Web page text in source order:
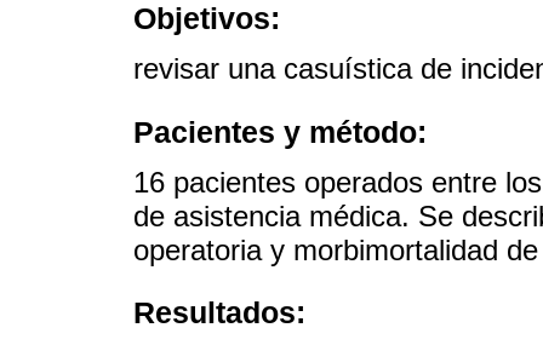
Objetivos:
revisar una casuística de
Pacientes y método:
16 pacientes operados entre
de asistencia médica. Se
operatoria y morbimortalidad
Resultados: